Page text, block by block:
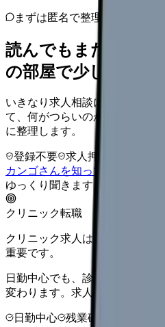
まずは匿名で整理
読んでもまだ苦しい
の部屋で少し話して
いきなり求人相談には進みませ
て、何がつらいのか、辞めるべ
に整理します。
登録不要 求人押し売りなし
カンゴさんを知ってから相談する
ゆっくり聞きます
クリニック転職
クリニック求人は、勤務時間と
重要です。
日勤中心でも、診療科・院長方
変わります。求人票だけで決め
日勤中心 残業確認